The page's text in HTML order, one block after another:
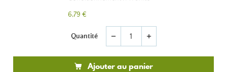
6,79 €
Quantité remove add
Ajouter au panier